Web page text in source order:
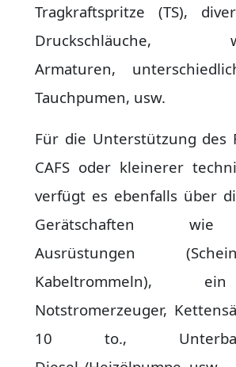
Tragkraftspritze (TS),
Druckschläuche,
Armaturen,
Tauchpumen, usw.
Für die Unterstützung des
CAFS oder kleinerer
verfügt es ebenfalls über
Gerätschaften wie
Ausrüstungen
Kabeltrommeln),
Notstromerzeuger,
10 to.,